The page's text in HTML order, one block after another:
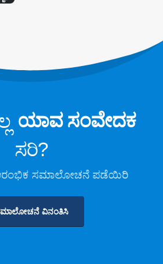
ಯಾವ ಸಂವೇದಕ
ಸರಿ?
ಸಮಾಲೋಚನೆ ಪಡೆಯಿರಿ
ವಿನಂತಿಸಿ
ಎಲ್ಲಾ ಹಕ್ಕುಗಳನ್ನು ಕಾಯ್ದಿರಿಸಲಾಗಿದೆ